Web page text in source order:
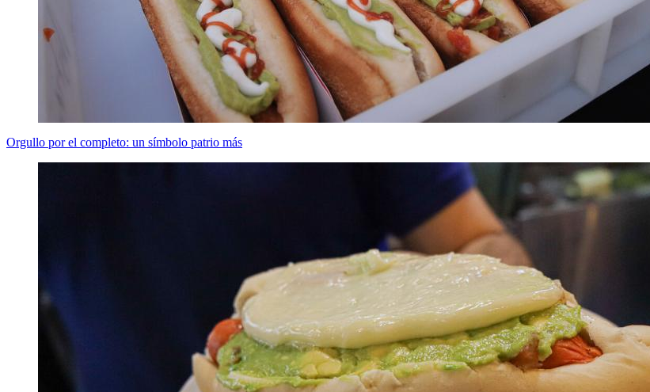
Orgullo por el completo: un símbolo patrio más